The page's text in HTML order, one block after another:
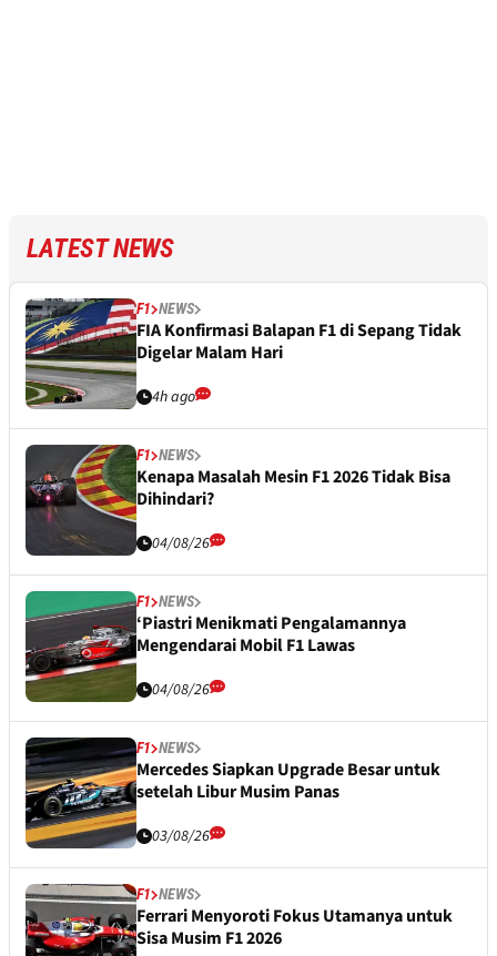
LATEST NEWS
F1 NEWS
FIA Konfirmasi Balapan F1 di Sepang Tidak
Digelar Malam Hari
4h ago
F1 NEWS
Kenapa Masalah Mesin F1 2026 Tidak Bisa
Dihindari?
04/08/26
F1 NEWS
‘Piastri Menikmati Pengalamannya
Mengendarai Mobil F1 Lawas
04/08/26
F1 NEWS
Mercedes Siapkan Upgrade Besar untuk
setelah Libur Musim Panas
03/08/26
F1 NEWS
Ferrari Menyoroti Fokus Utamanya untuk
Sisa Musim F1 2026